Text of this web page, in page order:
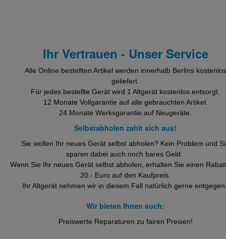
Ihr Vertrauen - Unser Service
Alle Online bestellten Artikel werden innerhalb Berlins kostenlos
geliefert.
Für jedes bestellte Gerät wird 1 Altgerät kostenlos entsorgt.
12 Monate Vollgarantie auf alle gebrauchten Artikel.
24 Monate Werksgarantie auf Neugeräte.
Selbstabholen zahlt sich aus!
Sie wollen Ihr neues Gerät selbst abholen? Kein Problem und
sparen dabei auch noch bares Geld.
Wenn Sie Ihr neues Gerät selbst abholen, erhalten Sie einen
20.- Euro auf den Kaufpreis.
Ihr Altgerät nehmen wir in diesem Fall natürlich gerne
Wir bieten Ihnen auch:
Preiswerte Reparaturen zu fairen Preisen!